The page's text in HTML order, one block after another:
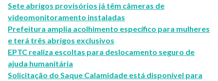
Sete abrigos provisórios já têm câmeras de
videomonitoramento instaladas
Prefeitura amplia acolhimento específico para mulheres
e terá três abrigos exclusivos
EPTC realiza escoltas para deslocamento seguro de
ajuda humanitária
Solicitação do Saque Calamidade está disponível para